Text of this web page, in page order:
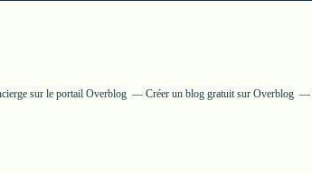
sur le portail Overblog Créer un blog gratuit sur Overblog